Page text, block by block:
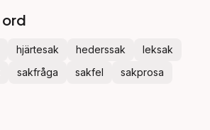
hjärtesak hederssak
leksak
sakfråga sakfel
sakprosa